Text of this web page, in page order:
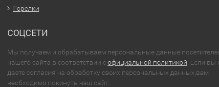
Горелки
СОЦСЕТИ
Мы получаем и обрабатываем персональные данные
нашего сайта в соответствии софициальной политикой . Если вы
даете согласия на обработку своих персональных данных,вам
необходимо покинуть наш сайт.